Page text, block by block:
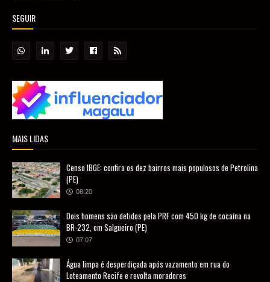
SEGUIR
MAIS LIDAS
Censo IBGE: confira os dez bairros mais populosos de Petrolina
(PE)
08:20
Dois homens são detidos pela PRF com 450 kg de cocaína na
BR-232, em Salgueiro (PE)
07:07
Água limpa é desperdiçada após vazamento em rua do
Loteamento Recife e revolta moradores